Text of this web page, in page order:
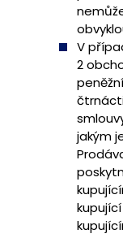
V
2
jakým